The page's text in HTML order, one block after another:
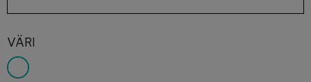
VÄRI